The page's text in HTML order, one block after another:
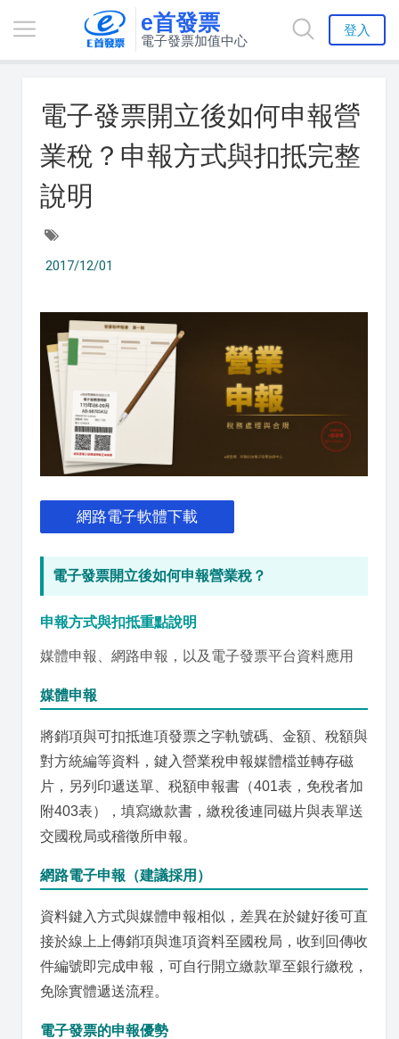
e首發票
電子發票加值中心
登入
電子發票開立後如何申報營
業稅？申報方式與扣抵完整
說明
2017/12/01
網路電子軟體下載
電子發票開立後如何申報營業稅？
申報方式與扣抵重點說明
媒體申報、網路申報，以及電子發票平台資料應用
媒體申報
將銷項與可扣抵進項發票之字軌號碼、金額、稅額與
對方統編等資料，鍵入營業稅申報媒體檔並轉存磁
片，另列印遞送單、税額申報書（401表，免稅者加
附403表），填寫繳款書，繳稅後連同磁片與表單送
交國稅局或稽徵所申報。
網路電子申報（建議採用）
資料鍵入方式與媒體申報相似，差異在於鍵好後可直
接於線上上傳銷項與進項資料至國稅局，收到回傳收
件編號即完成申報，可自行開立繳款單至銀行繳稅，
免除實體遞送流程。
電子發票的申報優勢